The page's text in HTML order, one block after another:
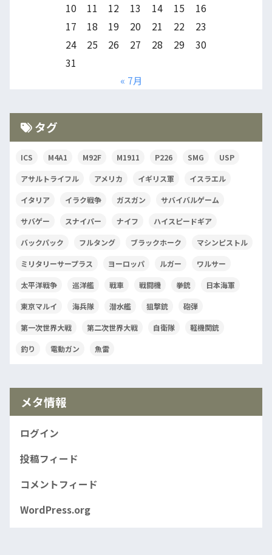
10
11 12 13 14 15
16
17
18 19 20 21 22
23
24
25 26 27 28 29
30
31
« 7月
タグ
ICS M4A1 M92F M1911 P226 SMG USP
アサルトライフル アメリカ イギリス軍 イスラエル
イタリア イラク戦争 ガスガン サバイバルゲーム
サバゲー スナイパー ナイフ ハイスピードギア
バックパック フルタング ブラックホーク マシンピストル
ミリタリーサープラス ヨーロッパ ルガー ワルサー
太平洋戦争 巡洋艦 戦車 戦闘機 拳銃 日本海軍
東京マルイ 海兵隊 潜水艦 狙撃銃 砲弾
第一次世界大戦 第二次世界大戦 自衛隊 軽機関銃
釣り 電動ガン 魚雷
メタ情報
ログイン
投稿フィード
コメントフィード
WordPress.org